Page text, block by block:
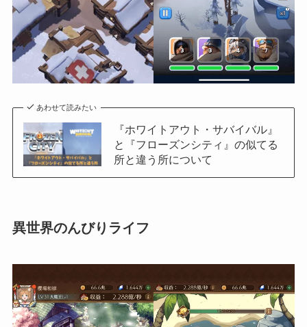
あわせて読みたい
『ホワイトアウト・サバイバル』
と『フローズンシティ』の似てる
所と違う所について
異世界のんびりライフ